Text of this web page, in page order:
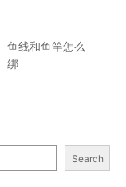
鱼线和鱼竿怎么
绑
Search